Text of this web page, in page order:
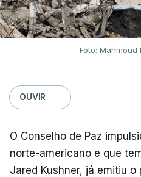
Foto: Mahmoud
OUVIR
O Conselho de Paz
norte-americano e que
Jared Kushner, já emitiu